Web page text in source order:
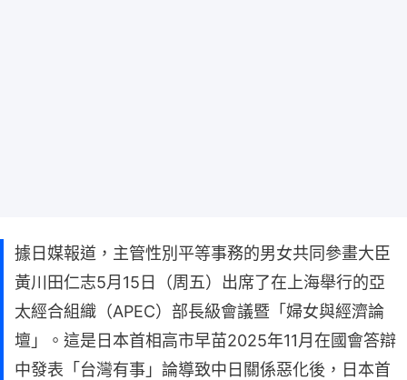
據日媒報道，主管性別平等事務的男女共同參畫大臣
黃川田仁志5月15日（周五）出席了在上海舉行的亞
太經合組織（APEC）部長級會議暨「婦女與經濟論
壇」。這是日本首相高市早苗2025年11月在國會答辯
中發表「台灣有事」論導致中日關係惡化後，日本首